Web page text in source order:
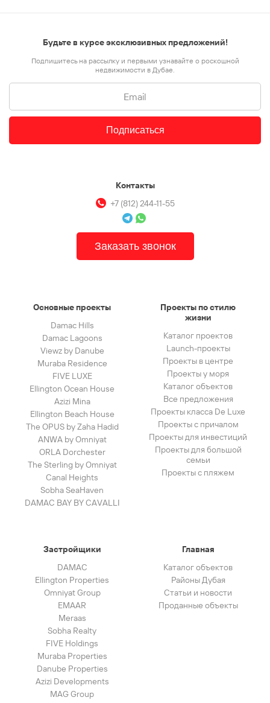
Основные проекты
Damac Hills
Damac Lagoons
Viewz by Danube
Muraba Residence
FIVE LUXE
Ellington Ocean House
Azizi Mina
Ellington Beach House
The OPUS by Zaha Hadid
ANWA by Omniyat
ORLA Dorchester
The Sterling by Omniyat
Canal Heights
Sobha SeaHaven
DAMAC BAY BY CAVALLI
Проекты по стилю
жизни
Каталог проектов
Launch-проекты
Проекты в центре
Проекты у моря
Каталог объектов
Все предложения
Проекты класса De Luxe
Проекты с причалом
Проекты для инвестиций
Проекты для большой
семьи
Проекты с пляжем
Застройщики
DAMAC
Ellington Properties
Omniyat Group
EMAAR
Meraas
Sobha Realty
FIVE Holdings
Muraba Properties
Danube Properties
Azizi Developments
MAG Group
Главная
Каталог объектов
Районы Дубая
Статьи и новости
Проданные объекты
Контакты
+7 (812) 244-11-55
Заказать звонок
Будьте в курсе эксклюзивных предложений!
Подпишитесь на рассылку и первыми узнавайте о роскошной
недвижимости в Дубае.
Подписаться